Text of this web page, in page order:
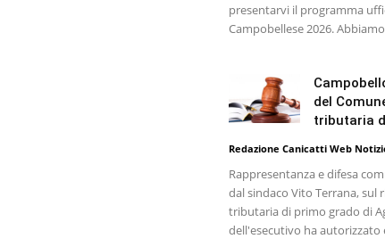
presentarvi il programma
Campobellese 2026.
del
tributaria
Redazione Canicatti Web
Rappresentanza e difesa
dal sindaco Vito Terrana, sul
tributaria di primo grado di
dell'esecutivo ha autorizzato